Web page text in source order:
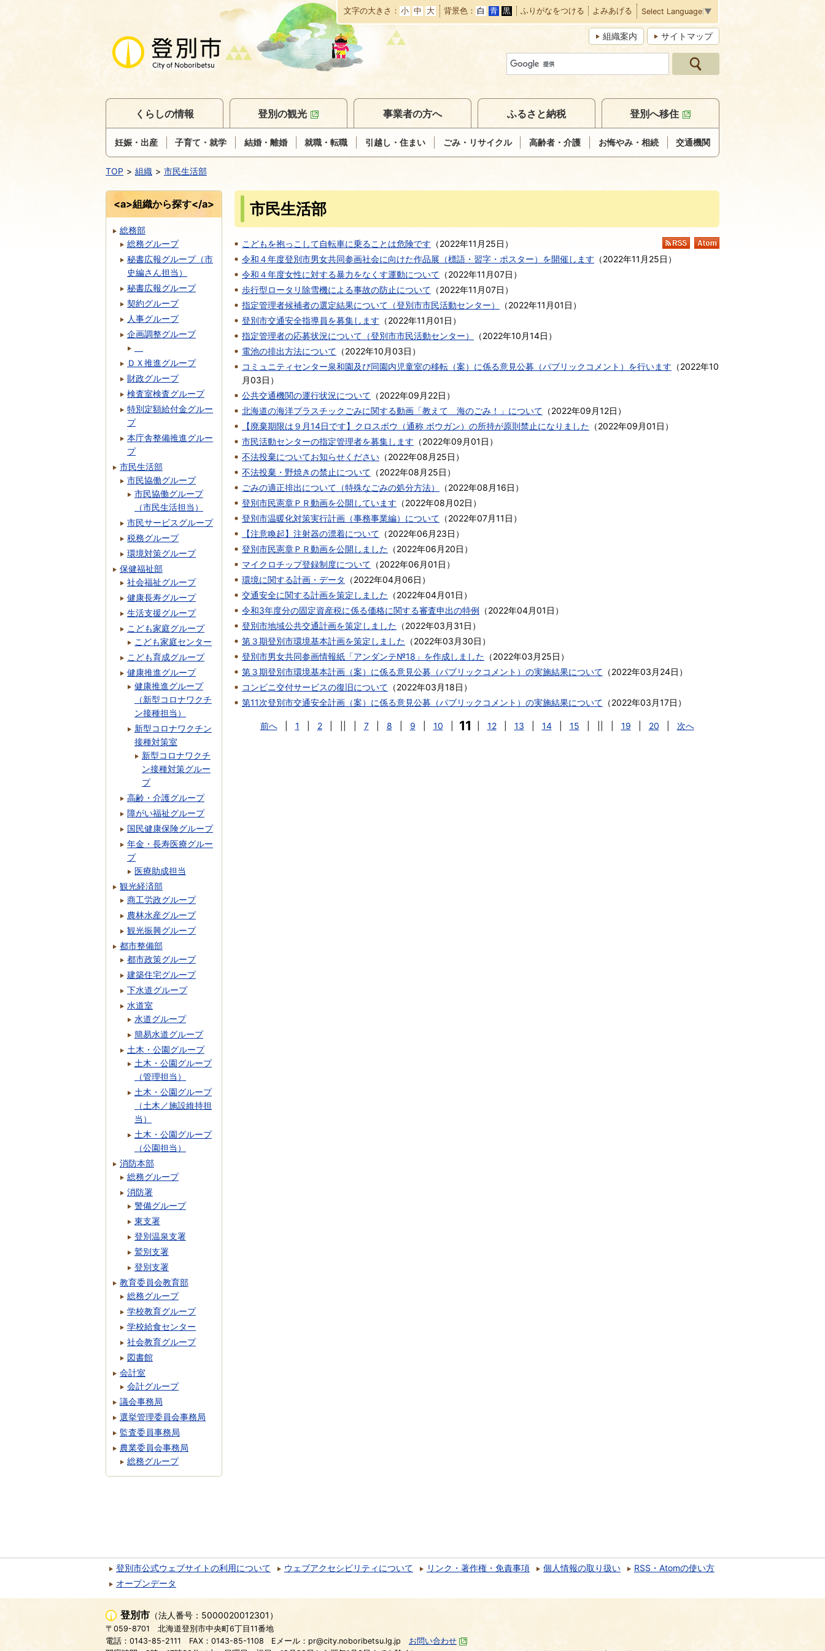
本
文
へ
移
動
文字の大きさ 小 中 大 背景色 白 青 黒 ふりがなをつける よみあげる Select Language ▼
組織案内 サイトマップ
くらしの情報
妊娠・出産 子育て・就学 結婚・離婚 就職・転職 引越し・住まい ごみ・リサイクル 高齢者・介護 お悔やみ・相続 交通機関
登別の観光 事業者の方へ ふるさと納税 登別へ移住
TOP 組織 市民生活部
市民生活部
RSS
こどもを抱っこして自転車に乗ることは危険です （2022年11月25日 ）
令和４年度登別市男女共同参画社会に向けた作品展（標語・習字・ポスター）を開催します （2022年11月25日 ）
令和４年度女性に対する暴力をなくす運動について （2022年11月07日 ）
歩行型ロータリ除雪機による事故の防止について （2022年11月07日 ）
指定管理者候補者の選定結果について（登別市市民活動センター）
（2022年11月01日 ）
登別市交通安全指導員を募集します （2022年11月01日 ）
指定管理者の応募状況について（登別市市民活動センター）
（2022年10月14日 ）
電池の排出方法について （2022年10月03日 ）
コミュニティセンター泉和園及び同園内児童室の移転（案）に係る意見公募（パブリックコメント）を行います （2022年10
月03日 ）
公共交通機関の運行状況について （2022年09月22日 ）
北海道の海洋プラスチックごみに関する動画「教えて 海のごみ！」について （2022年09月12日 ）
【廃棄期限は９月14日です】クロスボウ（通称 ボウガン）の所持が原則禁止になりました （2022年09月01日 ）
市民活動センターの指定管理者を募集します （2022年09月01日 ）
不法投棄についてお知らせください （2022年08月25日 ）
不法投棄・野焼きの禁止について （2022年08月25日 ）
ごみの適正排出について（特殊なごみの処分方法）
（2022年08月16日 ）
登別市民憲章ＰＲ動画を公開しています （2022年08月02日 ）
登別市温暖化対策実行計画（事務事業編）について （2022年07月11日 ）
【注意喚起】注射器の漂着について （2022年06月23日 ）
登別市民憲章ＰＲ動画を公開しました （2022年06月20日 ）
マイクロチップ登録制度について （2022年06月01日 ）
環境に関する計画・データ
（2022年04月06日 ）
交通安全に関する計画を策定しました （2022年04月01日 ）
令和3年度分の固定資産税に係る価格に関する審査申出の特例 （2022年04月01日 ）
登別市地域公共交通計画を策定しました （2022年03月31日 ）
第３期登別市環境基本計画を策定しました （2022年03月30日 ）
登別市男女共同参画情報紙「アンダンテ№18」を作成しました （2022年03月25日 ）
第３期登別市環境基本計画（案）に係る意見公募（パブリックコメント）の実施結果について （2022年03月24日 ）
コンビニ交付サービスの復旧について （2022年03月18日 ）
第11次登別市交通安全計画（案）に係る意見公募（パブリックコメント）の実施結果について （2022年03月17日 ）
前へ 1 2 7 8 9 10 11 12 13 14 15 19 20 次へ
<a>組織から探す</a>
総務部
総務グループ
秘書広報グループ（市
史編さん担当）
秘書広報グループ
契約グループ
人事グループ
企画調整グループ
ＤＸ推進グループ
財政グループ
検査室検査グループ
特別定額給付金グルー
プ
本庁舎整備推進グルー
プ
市民生活部
市民協働グループ
市民協働グループ
（市民生活担当）
市民サービスグループ
税務グループ
環境対策グループ
保健福祉部
社会福祉グループ
健康長寿グループ
生活支援グループ
こども家庭グループ
こども家庭センター
こども育成グループ
健康推進グループ
健康推進グループ
（新型コロナワクチ
ン接種担当）
新型コロナワクチン
接種対策室
新型コロナワクチ
ン接種対策グルー
プ
高齢・介護グループ
障がい福祉グループ
国民健康保険グループ
年金・長寿医療グルー
プ
医療助成担当
観光経済部
商工労政グループ
農林水産グループ
観光振興グループ
都市整備部
都市政策グループ
建築住宅グループ
下水道グループ
水道室
水道グループ
簡易水道グループ
土木・公園グループ
土木・公園グループ
（管理担当）
土木・公園グループ
（土木／施設維持担
当）
土木・公園グループ
（公園担当）
消防本部
総務グループ
消防署
警備グループ
東支署
登別温泉支署
鷲別支署
登別支署
教育委員会教育部
総務グループ
学校教育グループ
学校給食センター
社会教育グループ
図書館
会計室
会計グループ
議会事務局
選挙管理委員会事務局
監査委員事務局
農業委員会事務局
総務グループ
登別市公式ウェブサイトの利用について ウェブアクセシビリティについて リンク・著作権・免責事項 個人情報の取り扱い
RSS・Atomの使い方
オープンデータ
登別市 （法人番号：5000020012301）
〒059-8701
北海道登別市中央町6丁目11番地
電話：0143-85-2111
FAX：0143-85-1108 Eメール：pr@city.noboribetsu.lg.jp
お問い合わせ